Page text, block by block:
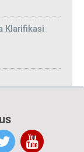
Klarifikasi